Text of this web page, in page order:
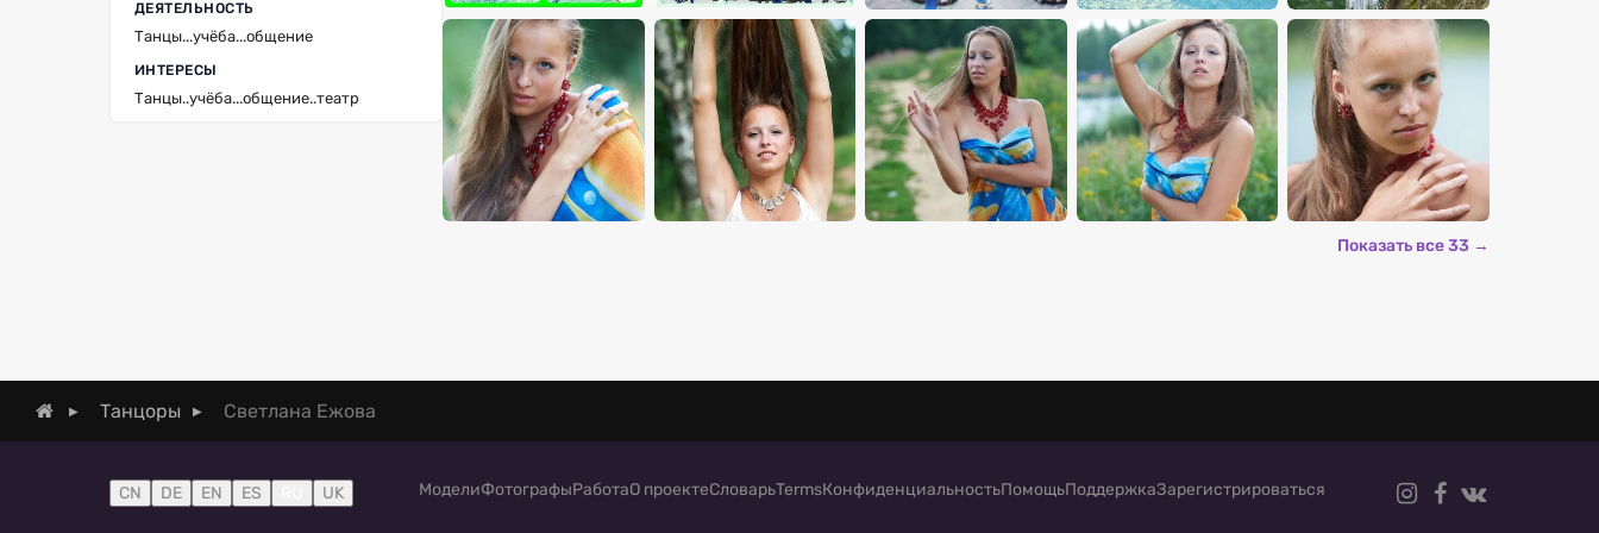
ДЕЯТЕЛЬНОСТЬ
Танцы...учёба...общение
ИНТЕРЕСЫ
Танцы..учёба...общение..театр
Показать все 33 →
Танцоры Светлана Ежова
CN DE EN ES UK МоделиФотографыРаботаО проектеСловарьTermsКонфиденциальностьПомощьПоддержкаЗарегистрироваться